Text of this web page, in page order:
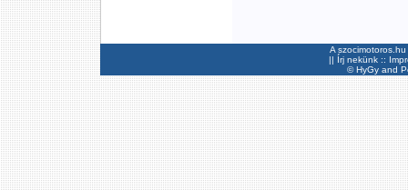
A
|| Írj nekünk ::
©HyGyand